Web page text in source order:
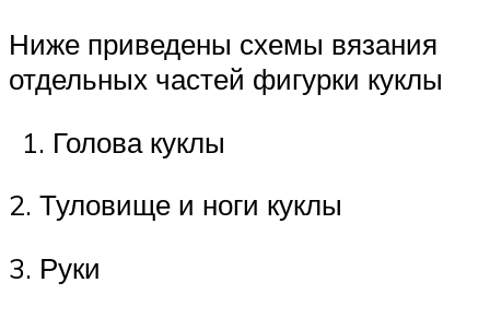
Ниже приведены схемы вязания
отдельных частей фигурки куклы
Голова куклы
2. Туловище и ноги куклы
3. Руки